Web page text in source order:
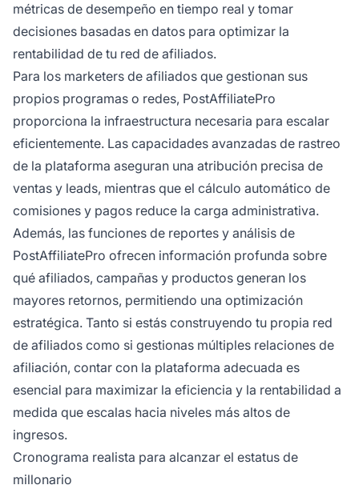
métricas de desempeño en tiempo real y tomar
decisiones basadas en datos para optimizar la
rentabilidad de tu red de afiliados.
Para los marketers de afiliados que gestionan sus
propios programas o redes, PostAffiliatePro
proporciona la infraestructura necesaria para escalar
eficientemente. Las capacidades avanzadas de rastreo
de la plataforma aseguran una atribución precisa de
ventas y leads, mientras que el cálculo automático de
comisiones y pagos reduce la carga administrativa.
Además, las funciones de reportes y análisis de
PostAffiliatePro ofrecen información profunda sobre
qué afiliados, campañas y productos generan los
mayores retornos, permitiendo una optimización
estratégica. Tanto si estás construyendo tu propia red
de afiliados como si gestionas múltiples relaciones de
afiliación, contar con la plataforma adecuada es
esencial para maximizar la eficiencia y la rentabilidad a
medida que escalas hacia niveles más altos de
ingresos.
Cronograma realista para alcanzar el estatus de
millonario